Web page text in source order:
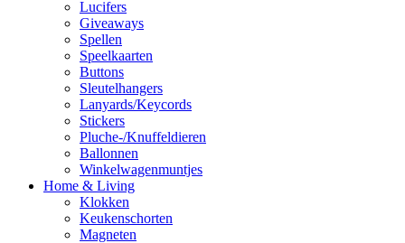
Lucifers
Giveaways
Spellen
Speelkaarten
Buttons
Sleutelhangers
Lanyards/Keycords
Stickers
Pluche-/Knuffeldieren
Ballonnen
Winkelwagenmuntjes
Home & Living
Klokken
Keukenschorten
Magneten